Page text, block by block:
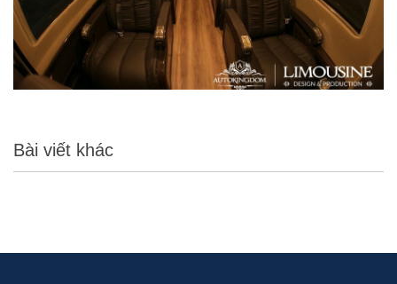
Bài viết khác